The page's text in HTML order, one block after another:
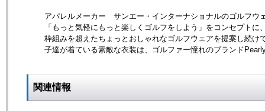
アパレルメーカー サンエー・インターナショナルのゴルフウ
「もっと気軽にもっと楽しくゴルフをしよう」をコンセプトに
枠組みを超えたちょっとおしゃれなゴルフウェアを提案し続け
子達が着ている素敵な衣装は、ゴルファー憧れのブランド
関連情報